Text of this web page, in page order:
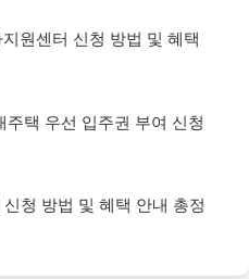
원센터 신청 방법 및 혜택
택 우선 입주권 부여 신청
청 방법 및 혜택 안내 총정